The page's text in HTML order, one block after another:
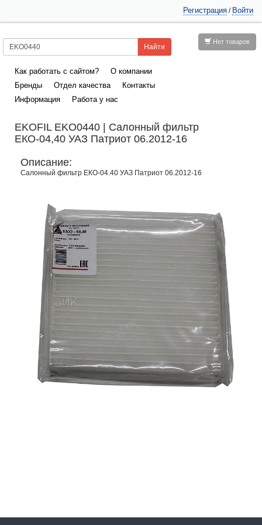
Регистрация / Войти
Нет товаров
Как работать с сайтом?
О компании
Бренды
Отдел качества
Контакты
Информация
Работа у нас
EKOFIL EKO0440 | Салонный фильтр
ЕКО-04,40 УАЗ Патриот 06.2012-16
Описание:
Салонный фильтр ЕКО-04.40 УАЗ Патриот 06.2012-16